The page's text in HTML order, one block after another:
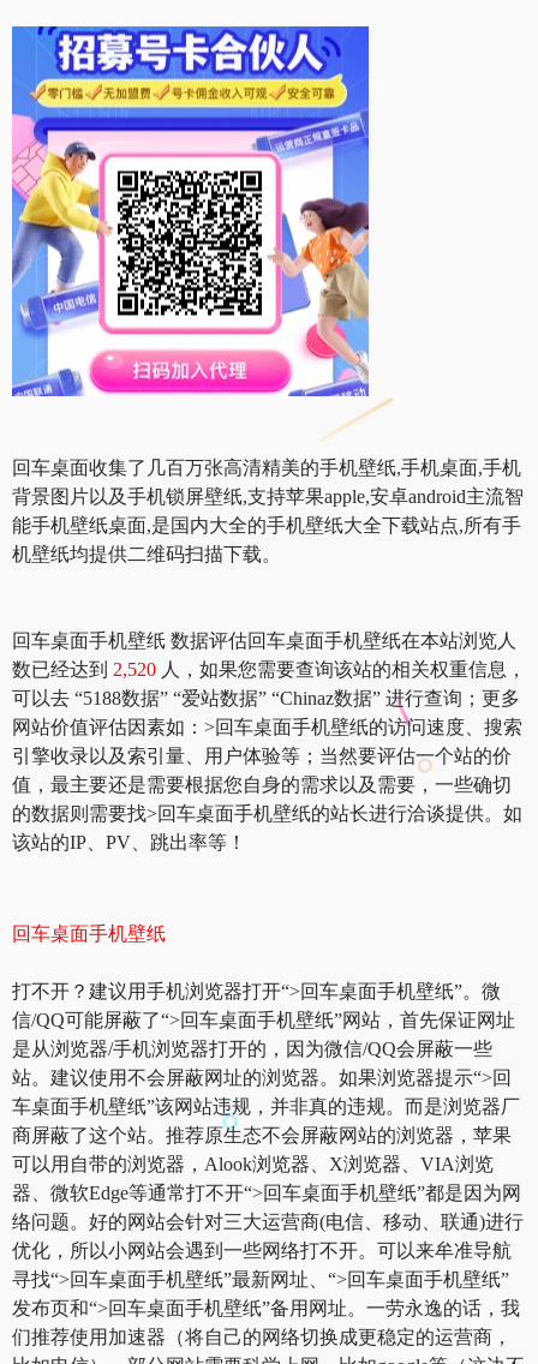
回车桌面收集了几百万张高清精美的手机壁纸,手机桌面,手机
背景图片以及手机锁屏壁纸,支持苹果apple,安卓android主流智
能手机壁纸桌面,是国内大全的手机壁纸大全下载站点,所有手
机壁纸均提供二维码扫描下载。
回车桌面手机壁纸 数据评估回车桌面手机壁纸在本站浏览人
数已经达到 2,520 人，如果您需要查询该站的相关权重信息，
可以去 “5188数据” “爱站数据” “Chinaz数据” 进行查询；更多
网站价值评估因素如：>回车桌面手机壁纸的访问速度、搜索
引擎收录以及索引量、用户体验等；当然要评估一个站的价
值，最主要还是需要根据您自身的需求以及需要，一些确切
的数据则需要找>回车桌面手机壁纸的站长进行洽谈提供。如
该站的IP、PV、跳出率等！
回车桌面手机壁纸
打不开？建议用手机浏览器打开“>回车桌面手机壁纸”。微
信/QQ可能屏蔽了“>回车桌面手机壁纸”网站，首先保证网址
是从浏览器/手机浏览器打开的，因为微信/QQ会屏蔽一些
站。建议使用不会屏蔽网址的浏览器。如果浏览器提示“>回
车桌面手机壁纸”该网站违规，并非真的违规。而是浏览器厂
商屏蔽了这个站。推荐原生态不会屏蔽网站的浏览器，苹果
可以用自带的浏览器，Alook浏览器、X浏览器、VIA浏览
器、微软Edge等通常打不开“>回车桌面手机壁纸”都是因为网
络问题。好的网站会针对三大运营商(电信、移动、联通)进行
优化，所以小网站会遇到一些网络打不开。可以来牟准导航
寻找“>回车桌面手机壁纸”最新网址、“>回车桌面手机壁纸”
发布页和“>回车桌面手机壁纸”备用网址。一劳永逸的话，我
们推荐使用加速器（将自己的网络切换成更稳定的运营商，